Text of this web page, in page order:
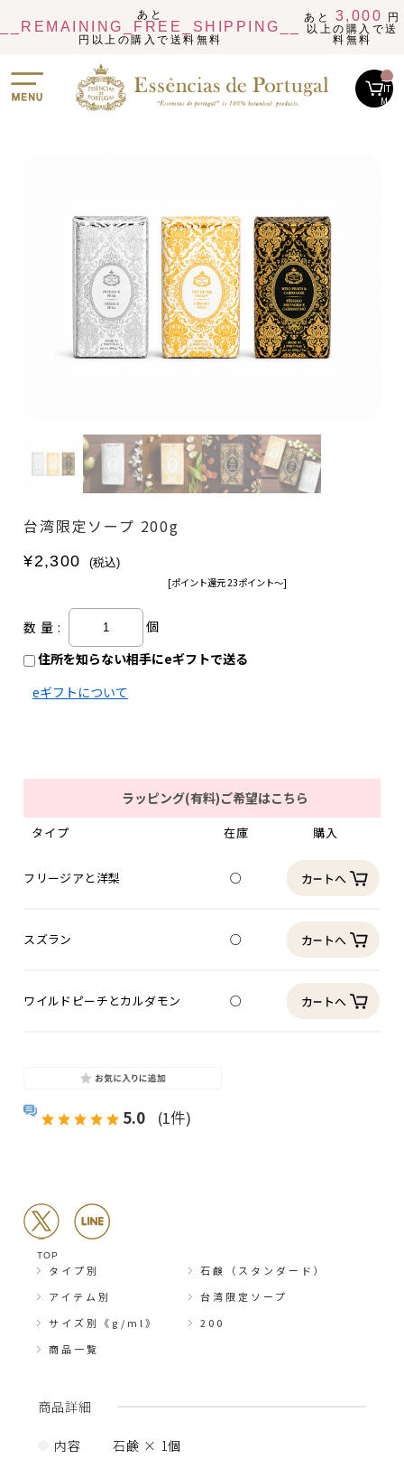
あと
__REMAINING_FREE_SHIPPING__
円以上の購入で送料無料
あと 3,000
円
以上の購入で送
料無料
__
IT
M_
台湾限定ソープ 200g
¥2,300
(税込)
[ポイント還元 23ポイント〜]
数量:
個
住所を知らない相手にeギフトで送る
eギフトについて
ラッピング(有料)ご希望はこちら
タイプ 在庫 購入
フリージアと洋梨 ○
スズラン ○
ワイルドピーチとカルダモン ○
5.0 (1件)
TOP
タイプ別
石鹸（スタンダード）
アイテム別
台湾限定ソープ
サイズ別《g/ml》
200
商品一覧
商品詳細
内容
石鹸 × 1個